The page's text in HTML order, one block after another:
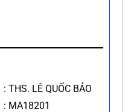
: THS. LÊ QUỐC BẢO
: MA18201